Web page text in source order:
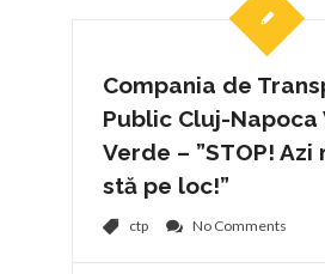
Compania de
Public Cluj-Napoca
Verde – ”STOP! Azi
stă pe loc!”
ctp No Comments